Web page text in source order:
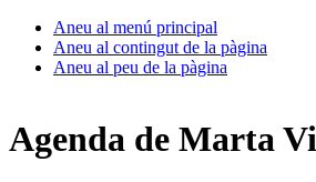
Aneu al menú principal
Aneu al contingut de la pàgina
Aneu al peu de la pàgina
Agenda de Marta